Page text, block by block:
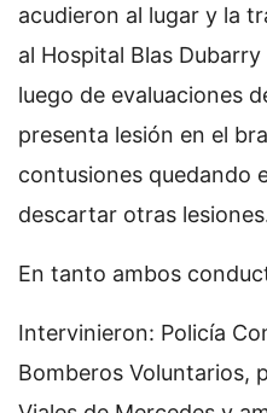
acudieron al lugar y la
al Hospital Blas
luego de evaluaciones
presenta lesión en el
contusiones quedando
descartar otras
En tanto ambos
Intervinieron: Policía
Bomberos Voluntarios,